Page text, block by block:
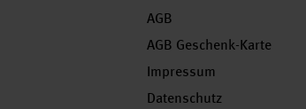
AGB
AGB Geschenk-Karte
Impressum
Datenschutz